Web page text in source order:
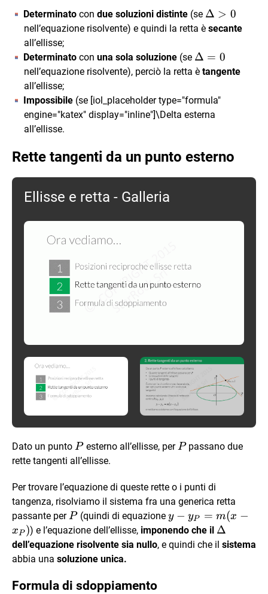
Determinato con due soluzioni distinte (se \Delta
> 0
Δ > 0
nell’equazione risolvente) e quindi la retta è secante
all’ellisse;
Determinato con una sola soluzione (se \Delta
= 0
Δ = 0
nell’equazione risolvente), perciò la retta è tangente
all’ellisse;
Impossibile (se [iol_placeholder type="formula"
engine="katex" display="inline"]\Delta esterna
all’ellisse.
Rette tangenti da un punto esterno
Ellisse e retta - Galleria
Dato un punto P
Pesterno all’ellisse, perP
Ppassano due
rette tangenti all’ellisse.
Per trovare l’equazione di queste rette o i punti di
tangenza, risolviamo il sistema fra una generica retta
passante perP
P(quindi di equazione y-
y_P=m(x-
x_P)
y − yP = m(x −
xP )) e l’equazione dell’ellisse, imponendo che il \Delta
Δ
dell’equazione risolvente sia nullo, e quindi che il sistema
abbia una soluzione unica.
Formula di sdoppiamento